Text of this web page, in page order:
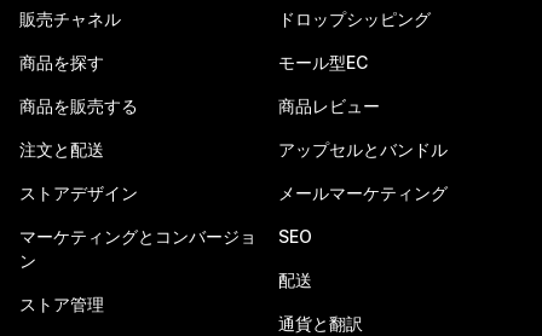
販売チャネル
商品を探す
商品を販売する
注文と配送
ストアデザイン
マーケティングとコンバージョ
ン
ストア管理
ドロップシッピング
モール型EC
商品レビュー
アップセルとバンドル
メールマーケティング
SEO
配送
通貨と翻訳